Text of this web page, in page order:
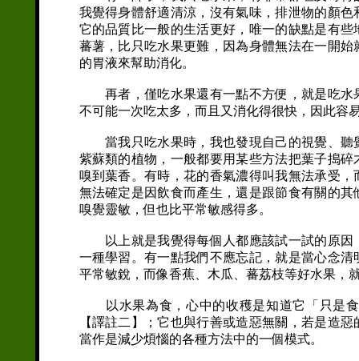
我覺得身體舒適清涼，沒有氣味，排泄物的顏
它的品質比一般的生活更好，唯一的缺點是有
蕃薯，比只吃水果更難，因為身體無法在一開
的胃液來幫助消化。
再者，僅吃水果還有一點不方便，就是吃水
不可能一次吃太多，而且又消化得很快，因此容
當我只吃水果時，我也發現自己的視覺、聽
紫蘇類的植物，一般都要用某些方法把葉子搗
嗅到葉香。有時，花的香氣濃得叫我無法承受
無法確定是因飲食而產生，還是跟節食有關的
嗅覺靈敏，但也比平常敏感得多。
以上就是我覺得每個人都應該試一試的原因
一種學習。有一點我們不應忘記，就是當心念
平常敏銳，而像香蕉、木瓜、蕃荔枝等好水果，
以水果為食，心中的收穫是知道它「只是食
【譯註二】；它也與行善或造惡無關，若是造
當作是減少煩惱的各種方法中的一個模式。